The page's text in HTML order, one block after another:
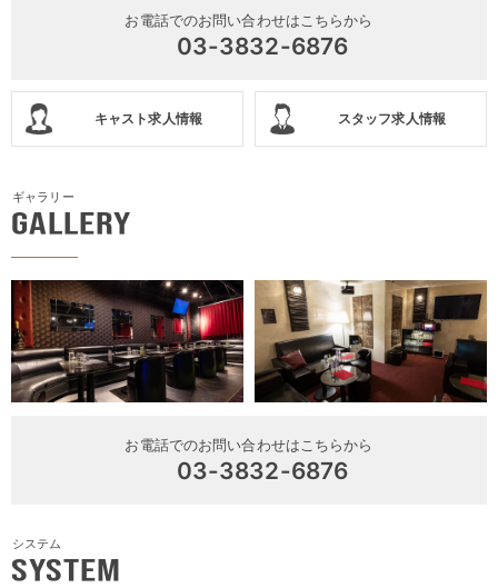
お電話でのお問い合わせはこちらから
03-3832-6876
キャスト求人情報 スタッフ求人情報
ギャラリー
GALLERY
お電話でのお問い合わせはこちらから
03-3832-6876
システム
SYSTEM